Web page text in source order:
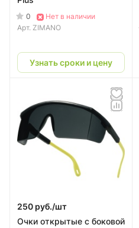
0
Нет в наличии
Арт. ZIMANO
Узнать сроки и цену
250 руб./шт
Очки открытые с боковой